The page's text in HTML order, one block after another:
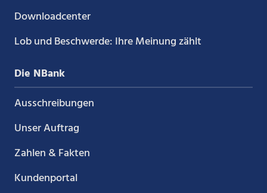
Downloadcenter
Lob und Beschwerde: Ihre Meinung zählt
Die NBank
Ausschreibungen
Unser Auftrag
Zahlen & Fakten
Kundenportal